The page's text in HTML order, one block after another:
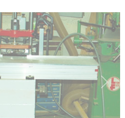
Next